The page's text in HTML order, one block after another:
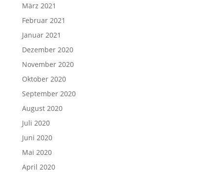
März 2021
Februar 2021
Januar 2021
Dezember 2020
November 2020
Oktober 2020
September 2020
August 2020
Juli 2020
Juni 2020
Mai 2020
April 2020